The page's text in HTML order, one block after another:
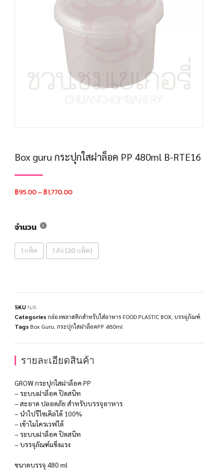
Box guru กระปุกใสฝาล็อค PP 480ml B-RTE16
฿95.00–฿1,770.00
จำนวน
1 แพ็ค 1 ลัง (20 แพ็ค)
SKU N/A
Categoriesกล่องพลาสติกสำหรับใส่อาหาร FOOD PLASTIC BOX บรรจุภัณฑ์
Tags Box Guru กระปุกใสฝาล็อคPP 480ml
รายละเอียดสินค้า
GROW กระปุกใสฝาล็อค PP
– ระบบฝาล็อค ปิดสนิท
– สะอาด ปลอดภัย สำหรับบรรจุอาหาร
– นำไปรีไซเคิลได้ 100%
– เข้าไมโครเวฟได้
– ระบบฝาล็อค ปิดสนิท
– บรรจุภัณฑ์แข็งแรง
ขนาดบรรจุ 480 ml